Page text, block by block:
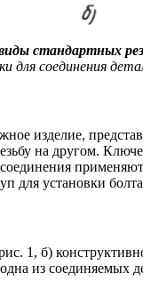
стандартных
для соединения
изделие,
на другом.
для установки
1, б)
из соединяемых